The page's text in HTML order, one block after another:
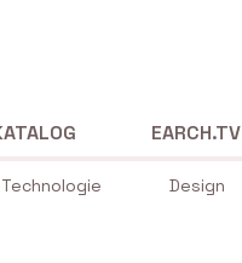
Technologie Design
EARCH.TV